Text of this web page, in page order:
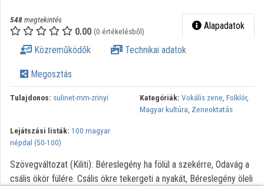
548megtekintés
0.00 (0 értékelésből) Alapadatok
Közreműködők Technikai adatok
Megosztás
Tulajdonos: sulinet-mm-zrinyi Kategóriák: Vokális zene, Folklór,
Magyar kultúra, Zeneoktatás
Lejátszási listák: 100 magyar
népdal (50-100)
Szövegváltozat (Kiliti): Béreslegény ha fölül a szekérre, Odavág a
csális ökör fülére. Csális ökre tekergeti a nyakát, Béreslegény öleli